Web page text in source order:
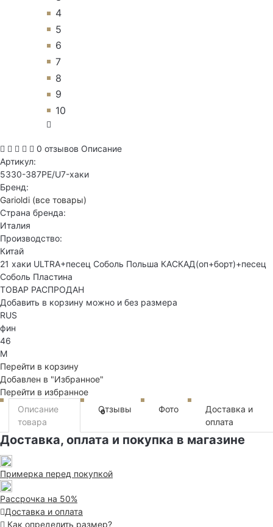
4
5
6
7
8
9
10
0 отзывов Описание
Артикул:
5330-387PE/U7-хаки
Бренд:
Garioldi (все товары)
Страна бренда:
Италия
Производство:
Китай
21 хаки ULTRA+песец Соболь Польша КАСКАД(оп+борт)+песец
Соболь Пластина
ТОВАР РАСПРОДАН
Добавить в корзину можно и без размера
RUS
фин
46
M
Перейти в корзину
Добавлен в "Избранное"
Перейти в избранное
Описание
товара
Отзывы
0 Фото
Доставка и
оплата
Доставка, оплата и покупка в магазине
Примерка перед покупкой
Рассрочка на 50%
Доставка и оплата
Как определить размер?